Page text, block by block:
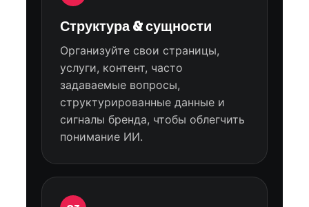
Структура & сущности
Организуйте свои страницы,
услуги, контент, часто
задаваемые вопросы,
структурированные данные и
сигналы бренда, чтобы облегчить
понимание ИИ.